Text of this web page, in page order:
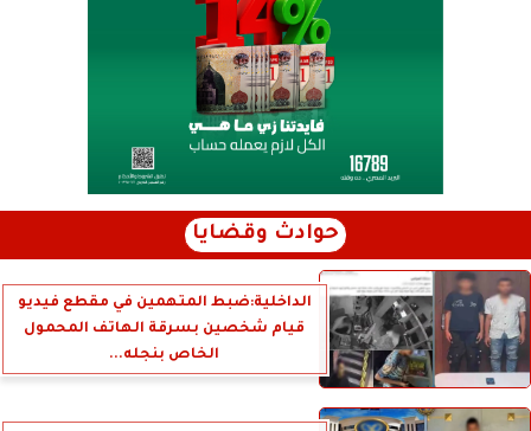
حوادث وقضايا
الداخلية:ضبط المتهمين في مقطع فيديو
قيام شخصين بسرقة الهاتف المحمول
الخاص بنجله...